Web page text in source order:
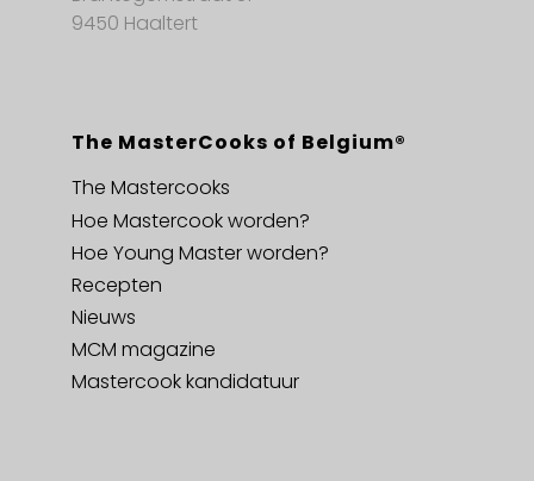
9450 Haaltert
The MasterCooks of Belgium®
The Mastercooks
Hoe Mastercook worden?
Hoe Young Master worden?
Recepten
Nieuws
MCM magazine
Mastercook kandidatuur